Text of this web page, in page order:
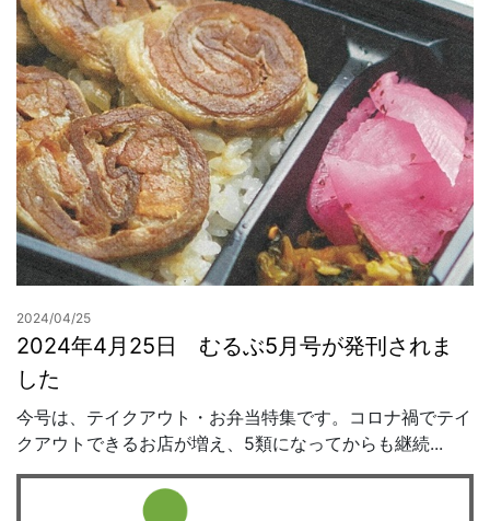
2024/04/25
2024年4月25日 むるぶ5月号が発刊されま
した
今号は、テイクアウト・お弁当特集です。コロナ禍でテイ
クアウトできるお店が増え、5類になってからも継続...